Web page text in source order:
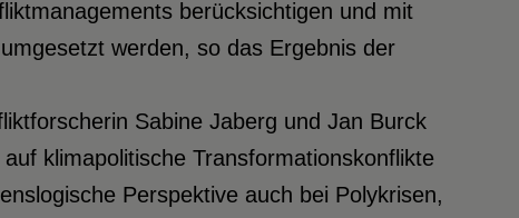
berücksichtigen und mit
werden, so das Ergebnis der
Sabine Jaberg und Jan Burck
klimapolitische Transformationskonflikte
Perspektive auch bei Polykrisen,